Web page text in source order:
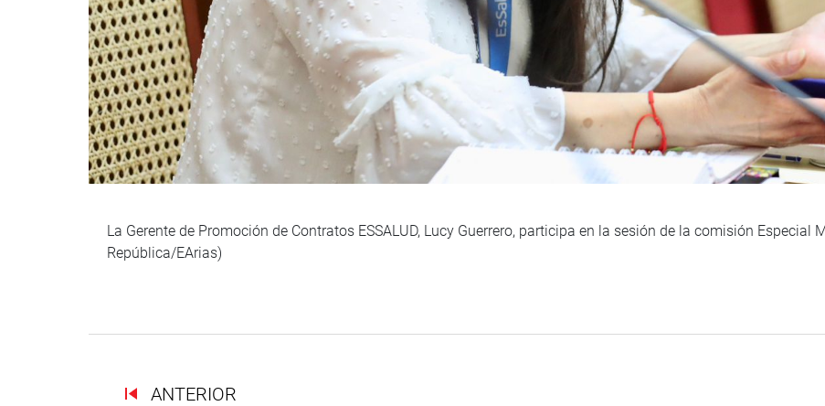
La Gerente de Promoción de Contratos ESSALUD, Lucy Guerrero, participa en la sesión de la comisión
República/EArias)
ANTERIOR